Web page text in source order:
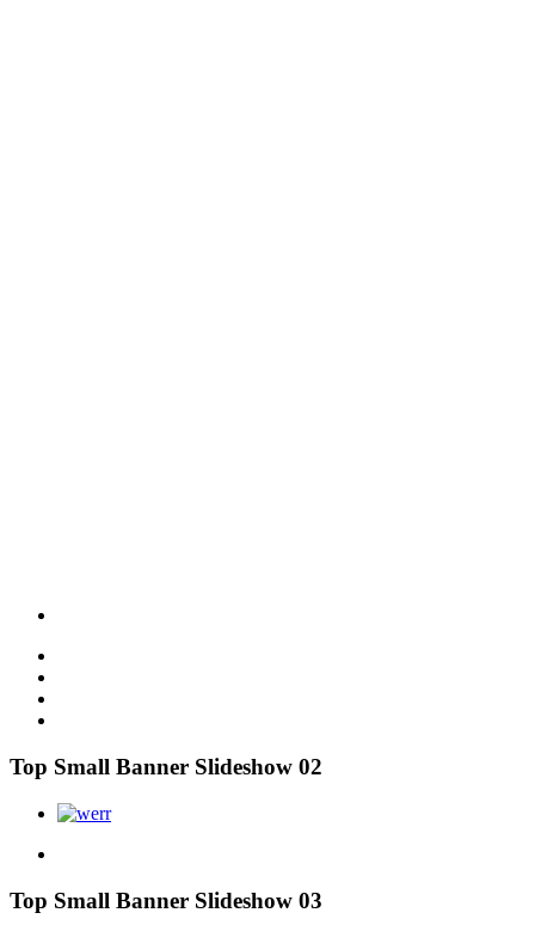
Top Small Banner Slideshow 02
Top Small Banner Slideshow 03